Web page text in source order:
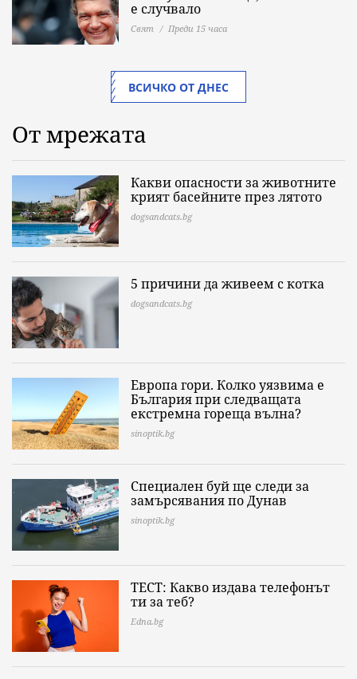
е случвало
Свят Преди 15 часа
ВСИЧКО ОТ ДНЕС
От мрежата
Какви опасности за животните
крият басейните през лятото
dogsandcats.bg
5 причини да живеем с котка
dogsandcats.bg
Европа гори. Колко уязвима е
България при следващата
екстремна гореща вълна?
sinoptik.bg
Специален буй ще следи за
замърсявания по Дунав
sinoptik.bg
ТЕСТ: Какво издава телефонът
ти за теб?
Edna.bg